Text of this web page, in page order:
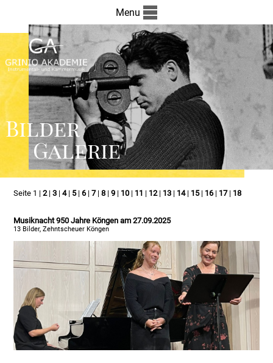
Menu
Bilder
Galerie
Seite 1 |2|3 |4| 5|6|7|8 |9 | 10 | 11 | 12| 13 | 14| 15| 16| 17| 18
Musiknacht 950 Jahre Köngen am 27.09.2025
13 Bilder, Zehntscheuer Köngen